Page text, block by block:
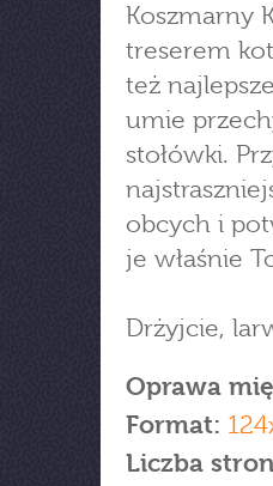
Koszmarny
treserem
też
umie
stołówki.
obcych i
je właśnie
Drżyjcie,
Oprawa
Format:
Liczba